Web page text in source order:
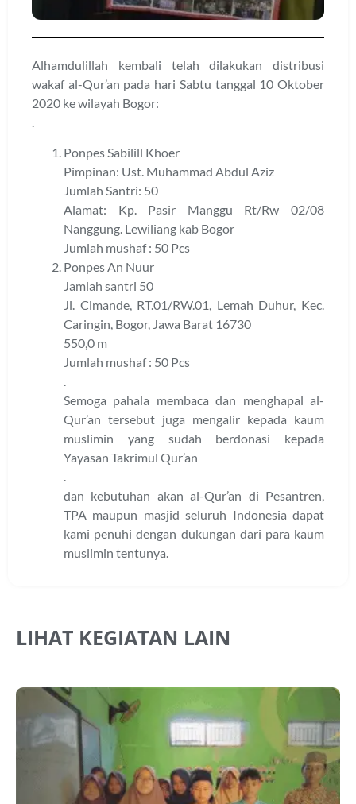
Alhamdulillah kembali telah dilakukan distribusi
wakaf al-Qur’an pada hari Sabtu tanggal 10 Oktober
2020 ke wilayah Bogor:
.
Ponpes Sabilill Khoer
Pimpinan: Ust. Muhammad Abdul Aziz
Jumlah Santri: 50
Alamat: Kp. Pasir Manggu Rt/Rw 02/08
Nanggung. Lewiliang kab Bogor
Jumlah mushaf : 50 Pcs
Ponpes An Nuur
Jamlah santri 50
Jl. Cimande, RT.01/RW.01, Lemah Duhur, Kec.
Caringin, Bogor, Jawa Barat 16730
550,0 m
Jumlah mushaf : 50 Pcs
.
Semoga pahala membaca dan menghapal al-
Qur’an tersebut juga mengalir kepada kaum
muslimin yang sudah berdonasi kepada
Yayasan Takrimul Qur’an
.
dan kebutuhan akan al-Qur’an di Pesantren,
TPA maupun masjid seluruh Indonesia dapat
kami penuhi dengan dukungan dari para kaum
muslimin tentunya.
LIHAT KEGIATAN LAIN